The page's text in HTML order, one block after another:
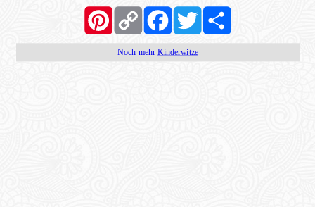
PinterestCopy
Link
FacebookTwitter Share
Noch mehr Kinderwitze